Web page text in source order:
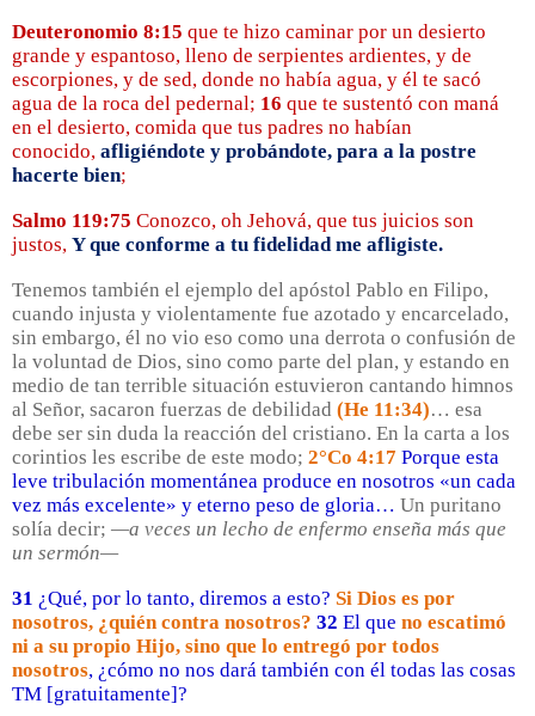
Deuteronomio 8:15 que te hizo caminar por un desierto
grande y espantoso, lleno de serpientes ardientes, y de
escorpiones, y de sed, donde no había agua, y él te sacó
agua de la roca del pedernal; 16 que te sustentó con maná
en el desierto, comida que tus padres no habían
conocido, afligiéndote y probándote, para a la postre
hacerte bien;
Salmo 119:75 Conozco, oh Jehová, que tus juicios son
justos, Y que conforme a tu fidelidad me afligiste.
Tenemos también el ejemplo del apóstol Pablo en Filipo,
cuando injusta y violentamente fue azotado y encarcelado,
sin embargo, él no vio eso como una derrota o confusión de
la voluntad de Dios, sino como parte del plan, y estando en
medio de tan terrible situación estuvieron cantando himnos
al Señor, sacaron fuerzas de debilidad (He 11:34)… esa
debe ser sin duda la reacción del cristiano. En la carta a los
corintios les escribe de este modo; 2°Co 4:17 Porque esta
leve tribulación momentánea produce en nosotros «un cada
vez más excelente» y eterno peso de gloria… Un puritano
solía decir; —a veces un lecho de enfermo enseña más que
un sermón—
31 ¿Qué, por lo tanto, diremos a esto? Si Dios es por
nosotros, ¿quién contra nosotros? 32 El que no escatimó
ni a su propio Hijo, sino que lo entregó por todos
nosotros, ¿cómo no nos dará también con él todas las cosas
TM [gratuitamente]?